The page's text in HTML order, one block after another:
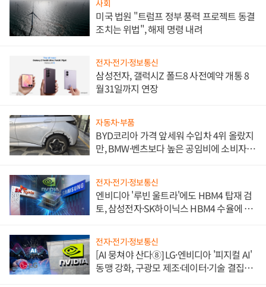
사회
미국 법원 "트럼프 정부 풍력 프로젝트 동결
조치는 위법", 해제 명령 내려
전자·전기·정보통신
삼성전자, 갤럭시Z 폴드8 사전예약 개통 8
월31일까지 연장
자동차·부품
BYD코리아 가격 앞세워 수입차 4위 올랐지
만, BMW·벤츠보다 높은 공임비에 소비자
전자·전기·정보통신
엔비디아 '루빈 울트라'에도 HBM4 탑재 검
토, 삼성전자·SK하이닉스 HBM4 수율에 주
전자·전기·정보통신
[AI 뭉쳐야 산다⑧] LG·엔비디아 '피지컬 AI'
동맹 강화, 구광모 제조·데이터·기술 결집